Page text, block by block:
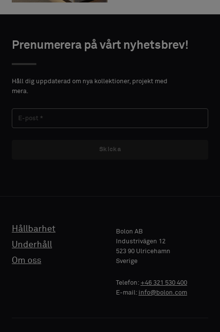
Prenumerera på vårt nyhetsbrev!
Håll dig uppdaterad om nya kollektioner, projekt med
mera.
Skicka
Hållbarhet
Underhåll
Om oss
Bolon AB
Industrivägen 12
523 90 Ulricehamn
Sverige
Telefon: +46 321 530 400
E-mail: info@bolon.com